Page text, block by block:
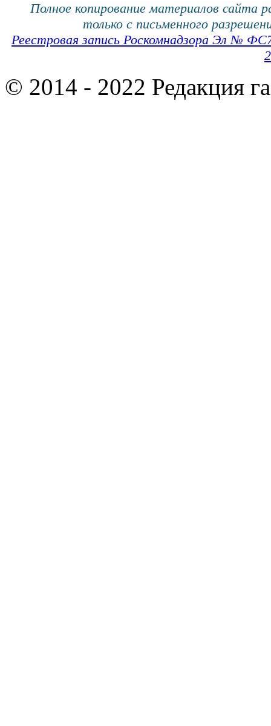
Полное копирование материалов сайта
только с письменного
Реестровая запись Роскомнадзора Эл №
© 2014 - 2022 Редакция